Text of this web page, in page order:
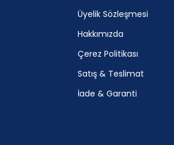
Üyelik Sözleşmesi
Hakkımızda
Çerez Politikası
Satış & Teslimat
İade & Garanti